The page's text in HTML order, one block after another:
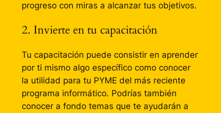
progreso con miras a alcanzar tus objetivos.
2. Invierte en tu capacitación
Tu capacitación puede consistir en aprender
por ti mismo algo específico como conocer
la utilidad para tu PYME del más reciente
programa informático. Podrías también
conocer a fondo temas que te ayudarán a